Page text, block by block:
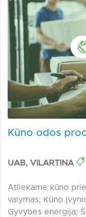
Kūno odos
UAB, VILARTINA
Atliekame kūno
valymas; Kūno
Gyvybės energija;